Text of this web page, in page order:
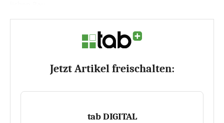
Jetzt Artikel freischalten:
tab DIGITAL